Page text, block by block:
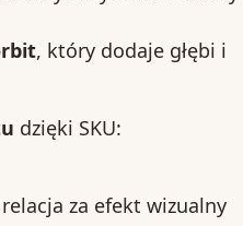
, który dodaje głębi i
dzięki SKU:
za efekt wizualny